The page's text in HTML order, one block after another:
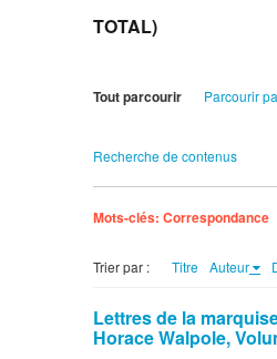
TOTAL)
Tout parcourir Parcourir
Recherche de contenus
Mots-clés: Correspondance
Trier par : Titre Auteur
Lettres de la
Horace Walpole,